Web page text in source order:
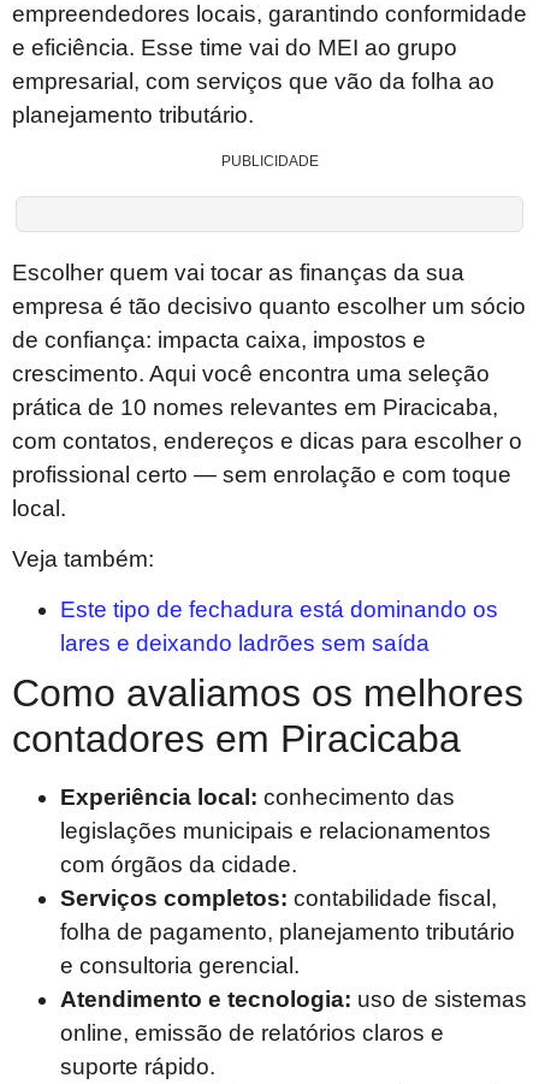
empreendedores locais, garantindo conformidade
e eficiência. Esse time vai do MEI ao grupo
empresarial, com serviços que vão da folha ao
planejamento tributário.
PUBLICIDADE
Escolher quem vai tocar as finanças da sua
empresa é tão decisivo quanto escolher um sócio
de confiança: impacta caixa, impostos e
crescimento. Aqui você encontra uma seleção
prática de 10 nomes relevantes em Piracicaba,
com contatos, endereços e dicas para escolher o
profissional certo — sem enrolação e com toque
local.
Veja também:
Este tipo de fechadura está dominando os
lares e deixando ladrões sem saída
Como avaliamos os melhores
contadores em Piracicaba
Experiência local: conhecimento das
legislações municipais e relacionamentos
com órgãos da cidade.
Serviços completos: contabilidade fiscal,
folha de pagamento, planejamento tributário
e consultoria gerencial.
Atendimento e tecnologia: uso de sistemas
online, emissão de relatórios claros e
suporte rápido.